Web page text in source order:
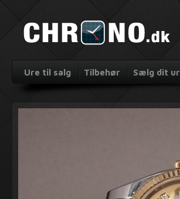
Ure til salg Tilbehør Sælg dit ur